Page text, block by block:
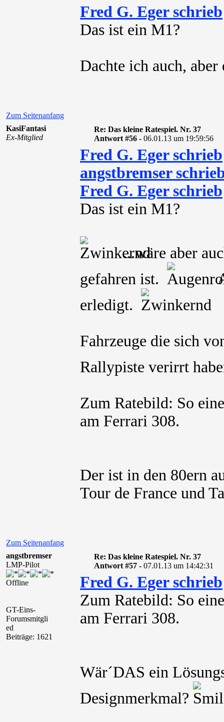
Fred G. Eger schrieb
Das ist ein M1?
Dachte ich auch,
Zum Seitenanfang
KasiFantasi
Ex-Mitglied
Re: Das kleine Ratespiel. Nr. 37
Antwort #56 - 06.01.13 um 19:59:56
Fred G. Eger schrieb
angstbremser
Fred G. Eger schrieb
Das ist ein M1?
...wäre aber
gefahren ist.
erledigt.
Fahrzeuge die sich
Rallypiste verirrt
Zum Ratebild: So
am Ferrari 308.
Der ist in den 80ern
Tour de France und
Zum Seitenanfang
angstbremser
LMP-Pilot
Offline
GT-Eins-
Forumsmitgli
ed
Beiträge: 1621
Re: Das kleine Ratespiel. Nr. 37
Antwort #57 - 07.01.13 um 14:42:31
Fred G. Eger schrieb
Zum Ratebild: So
am Ferrari 308.
Wär´DAS ein
Designmerkmal?